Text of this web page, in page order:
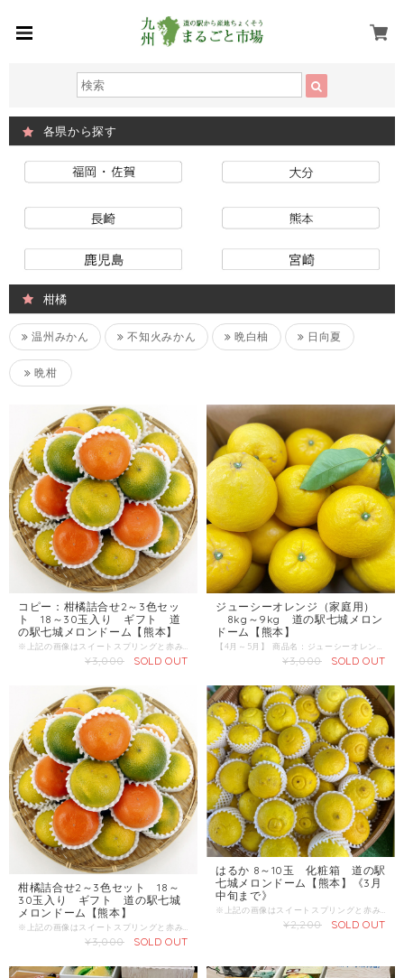
各県から探す
柑橘
温州みかん 不知火みかん 晩白柚 日向夏
晩柑
コピー：柑橘詰合せ2～3色セッ
ト 18～30玉入り ギフト 道
の駅七城メロンドーム【熊本】
¥3,000 SOLD OUT
ジューシーオレンジ（家庭用）
8kg～9kg 道の駅七城メロン
ドーム【熊本】
¥3,000 SOLD OUT
柑橘詰合せ2～3色セット 18～
30玉入り ギフト 道の駅七城
メロンドーム【熊本】
¥3,000 SOLD OUT
はるか 8～10玉 化粧箱 道の駅
七城メロンドーム【熊本】《3月
中旬まで》
¥2,200 SOLD OUT